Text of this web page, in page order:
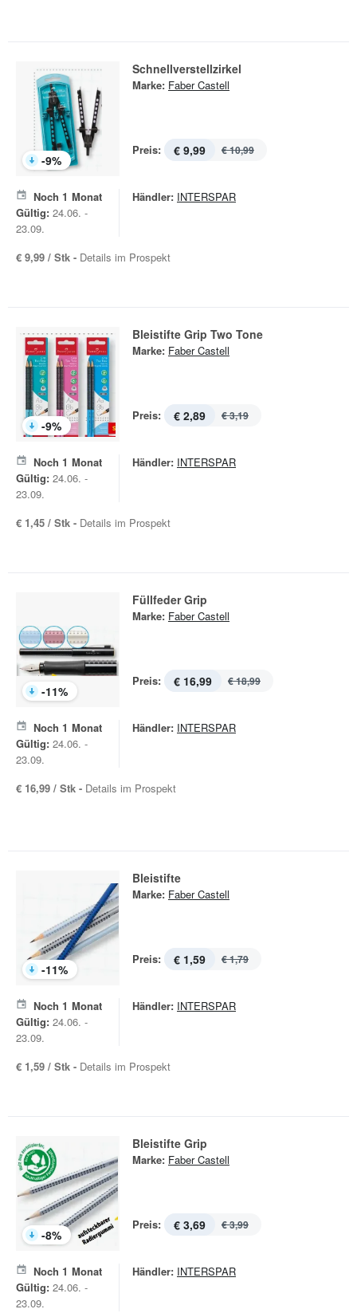
-9%
Schnellverstellzirkel
Marke: Faber Castell
Preis: € 9,99 € 10,99
Noch 1 Monat
Gültig: 24.06. -
23.09.
Händler: INTERSPAR
€ 9,99 / Stk - Details im Prospekt
-9%
Bleistifte Grip Two Tone
Marke: Faber Castell
Preis: € 2,89 € 3,19
Noch 1 Monat
Gültig: 24.06. -
23.09.
Händler: INTERSPAR
€ 1,45 / Stk - Details im Prospekt
-11%
Füllfeder Grip
Marke: Faber Castell
Preis: € 16,99 € 18,99
Noch 1 Monat
Gültig: 24.06. -
23.09.
Händler: INTERSPAR
€ 16,99 / Stk - Details im Prospekt
-11%
Bleistifte
Marke: Faber Castell
Preis: € 1,59 € 1,79
Noch 1 Monat
Gültig: 24.06. -
23.09.
Händler: INTERSPAR
€ 1,59 / Stk - Details im Prospekt
-8%
Bleistifte Grip
Marke: Faber Castell
Preis: € 3,69 € 3,99
Noch 1 Monat
Gültig: 24.06. -
23.09.
Händler: INTERSPAR